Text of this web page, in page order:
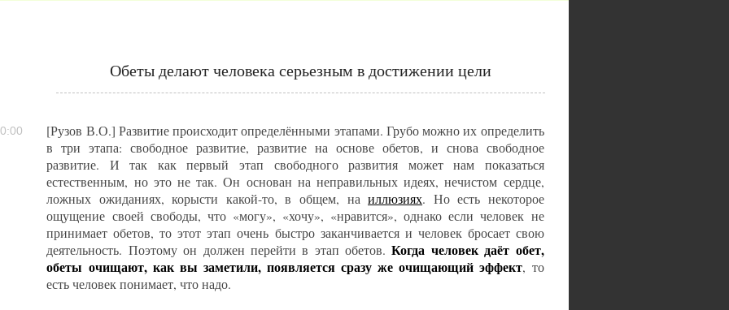
Обеты делают человека серьезным в достижении цели
[Рузов В.О.] Развитие происходит определёнными этапами. Грубо можно их определить
в три этапа: свободное развитие, развитие на основе обетов, и снова свободное
развитие. И так как первый этап свободного развития может нам показаться
естественным, но это не так. Он основан на неправильных идеях, нечистом сердце,
ложных ожиданиях, корысти какой-то, в общем, наиллюзиях. Но есть некоторое
ощущение своей свободы, что «могу», «хочу», «нравится», однако если человек не
принимает обетов, то этот этап очень быстро заканчивается и человек бросает свою
деятельность. Поэтому он должен перейти в этап обетов. Когда человек даёт обет,
обеты очищают, как вы заметили, появляется сразу же очищающий эффект, то
есть человек понимает, что надо.